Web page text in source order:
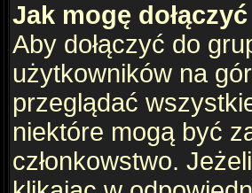
Jak mogę
Aby dołączyć do
użytkowników na
przeglądać
niektóre mogą być
członkowstwo.